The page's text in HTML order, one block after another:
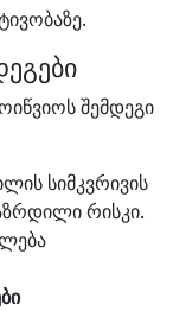
შემდეგი
სიმკვრივის
რისკი.